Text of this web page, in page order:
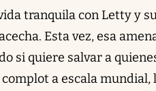
tranquila con Letty y
Esta vez, esa
si quiere salvar a
a escala mundial,